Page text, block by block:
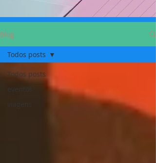
Blog
Todos posts
eventos
viagens
Todos posts